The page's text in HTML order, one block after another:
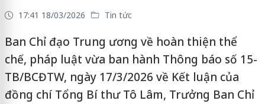
17:41 18/03/2026 Tin tức
Ban Chỉ đạo Trung ương về hoàn thiện thể
chế, pháp luật vừa ban hành Thông báo số 15-
TB/BCĐTW, ngày 17/3/2026 về Kết luận của
đồng chí Tổng Bí thư Tô Lâm, Trưởng Ban Chỉ